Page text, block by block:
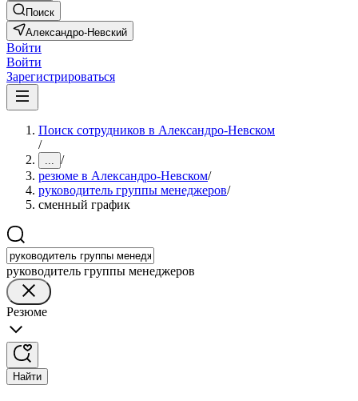
Поиск
Александро-Невский
Войти
Войти
Зарегистрироваться
Поиск сотрудников в Александро-Невском
/
... /
резюме в Александро-Невском/
руководитель группы менеджеров/
сменный график
руководитель группы менеджеров
Резюме
Найти